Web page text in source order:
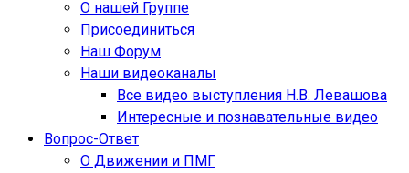
О нашей Группе
Присоединиться
Наш Форум
Наши видеоканалы
Все видео выступления Н.В. Левашова
Интересные и познавательные видео
Вопрос-Ответ
О Движении и ПМГ